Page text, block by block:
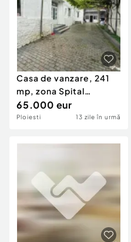
Casa de vanzare, 241
mp, zona Spital
Boldescu
65.000 eur
Ploiesti 13 zile în urmă